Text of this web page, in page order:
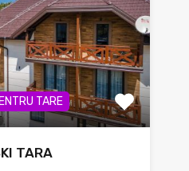
TARE
TARA